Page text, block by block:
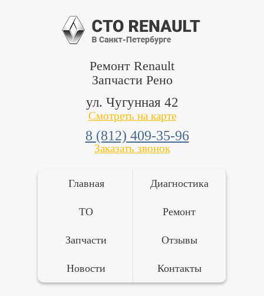
Ремонт Renault
Запчасти Рено
ул. Чугунная 42
Смотреть на карте
8 (812) 409-35-96
Заказать звонок
Главная
ТО
Диагностика
Ремонт
Запчасти Отзывы
Новости Контакты